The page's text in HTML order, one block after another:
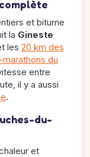
et bitume
la Gineste
les 20 km des
du
entre
il y a aussi
.
du-
et